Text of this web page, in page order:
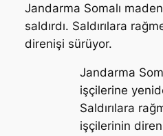
Jandarma Somalı
saldırdı. Saldırılara
direnişi sürüyor.
Jandarma
işçilerine
Saldırılara
işçilerinin